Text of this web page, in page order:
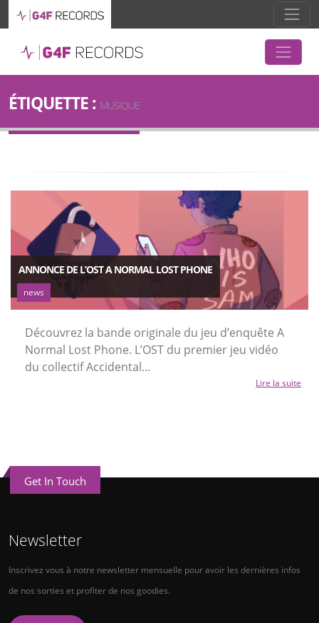
ÉTIQUETTE : MUSIQUE
ANNONCE DE L’OST A NORMAL LOST PHONE
news
Découvrez la bande originale du jeu d’enquête A
Normal Lost Phone. L’OST du premier jeu vidéo
du collectif Accidental...
Lire la suite
Get In Touch
Newsletter
Inscrivez vous à notre newsletter mensuelle pour avoir les dernières infos
de nos sorties et profiter de nos goodies.